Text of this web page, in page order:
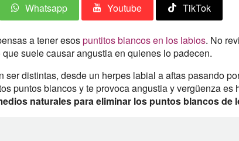
Whatsapp Youtube TikTok
a tener esospuntitos blancos en los labios. No
suele causar angustia en quienes lo padecen.
ser distintas, desde un herpes labial a aftas pasando
puntos blancos y te provoca angustia y vergüenza es
naturales para eliminar los puntos blancos de